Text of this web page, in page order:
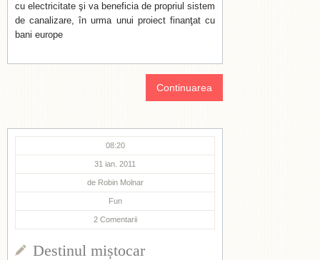
cu electricitate şi va beneficia de propriul sistem
de canalizare, în urma unui proiect finanţat cu
bani europe
Continuarea
08:20
31 ian. 2011
de Robin Molnar
Fun
2 Comentarii
Destinul miștocar